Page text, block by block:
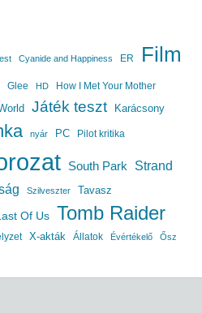
Cyanide and Happiness ER Film
Glee HD
How I Met Your Mother
Játék teszt Karácsony
nyár PC Pilot kritika
South Park
Strand
Szilveszter Tavasz
Of Us Tomb Raider
X-akták Állatok Évértékelő Ősz